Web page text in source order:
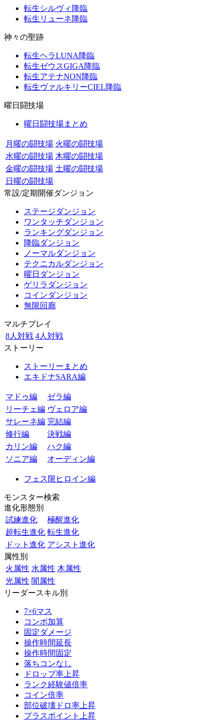
転生シルヴィ降臨
転生リューネ降臨
神々の聖跡
転生ヘラLUNA降臨
転生ゼウスGIGA降臨
転生アテナNON降臨
転生ヴァルキリーCIEL降臨
曜日闘技場
曜日闘技場まとめ
月曜の闘技場 火曜の闘技場
水曜の闘技場 木曜の闘技場
金曜の闘技場 土曜の闘技場
日曜の闘技場
常設/定期開催ダンジョン
ステージダンジョン
ワンタッチダンジョン
ランキングダンジョン
降臨ダンジョン
ノーマルダンジョン
テクニカルダンジョン
曜日ダンジョン
ゲリラダンジョン
コインダンジョン
無限回廊
マルチプレイ
8人対戦 4人対戦
ストーリー
ストーリーまとめ
エキドナSARA編
マドゥ編
ゼラ編
リーチェ編 ヴェロア編
サレーネ編 完結編
修行編
決戦編
カリン編
ハク編
ソニア編
オーディン編
フェス限ヒロイン編
モンスター検索
進化形態別
試練進化
極醒進化
超転生進化 転生進化
ドット進化 アシスト進化
属性別
火属性 水属性 木属性
光属性 闇属性
リーダースキル別
7×6マス
コンボ加算
固定ダメージ
操作時間延長
操作時間固定
落ちコンなし
ドロップ率上昇
ランク経験値倍率
コイン倍率
部位破壊ドロ率上昇
プラスポイント上昇